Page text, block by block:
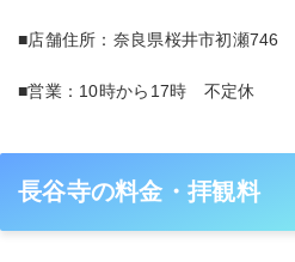
■店舗住所：奈良県桜井市初瀬746
■営業：10時から17時 不定休
長谷寺の料金・拝観料